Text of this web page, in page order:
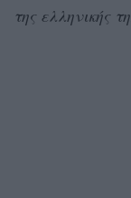
της ελληνικής